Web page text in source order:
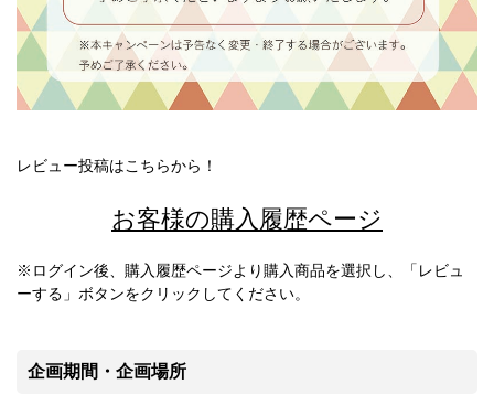
レビュー投稿はこちらから！
お客様の購入履歴ページ
※ログイン後、購入履歴ページより購入商品を選択し、「レビュ
ーする」ボタンをクリックしてください。
企画期間・企画場所